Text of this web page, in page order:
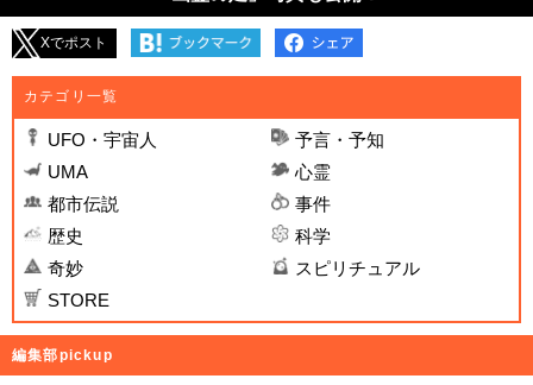
Xでポスト
カテゴリ一覧
UFO・宇宙人
予言・予知
UMA
心霊
都市伝説
事件
歴史
科学
奇妙
スピリチュアル
STORE
編集部pickup